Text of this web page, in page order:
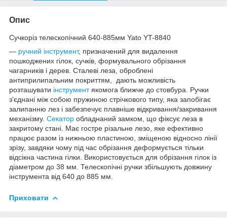
Опис
Сучкоріз телескопічний 640-885мм Yato YT-8840
— ручний інструмент, призначений для видалення
пошкоджених гілок, сучків, формувального обрізання
чагарників і дерев. Сталеві леза, оброблені
антиприлипальним покриттям, дають можливість
розташувати інструментякомога ближче до стовбура. Ручки
з'єднані між собою пружиною стрічкового типу, яка запобігає
залипанню лез і забезпечує плавніше відкривання/закривання
механізму. Секатор обладнаний замком, що фіксує леза в
закритому стані. Має гостре різальне лезо, яке ефективно
працює разом із нижньою пластиною, зміщеною відносно лінії
зрізу, завдяки чому під час обрізання деформується тільки
відсікна частина гілки. Використовується для обрізання гілок із
діаметром до 38 мм. Телескопічні ручки збільшують довжину
інструмента від 640 до 885 мм.
Приховати